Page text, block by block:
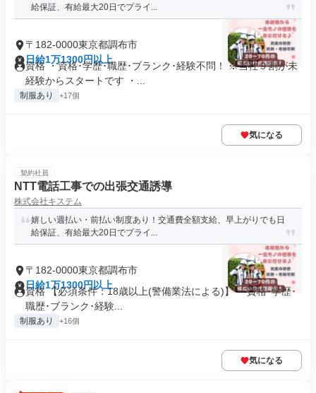
給保証、有給最大20日でプライ...
〒182-0000東京都調布市
日給1万1300円以上
資格 ・資格･学歴･職歴･ブランク･経験不問！ ※当社９割が未
経験からスタートです ・...
制服あり +17個
気になる
契約社員
NTT電話工事での出張交通誘導
株式会社キステム
嬉しい週払い・前払い制度あり！交通費全額支給、早上がりでも日
給保証、有給最大20日でプライ...
〒182-0000東京都調布市
日給1万1300円以上
資格 【必須条件：18歳以上(警備業法による)】 ・資格･学歴･
職歴･ブランク･経験...
制服あり +16個
気になる